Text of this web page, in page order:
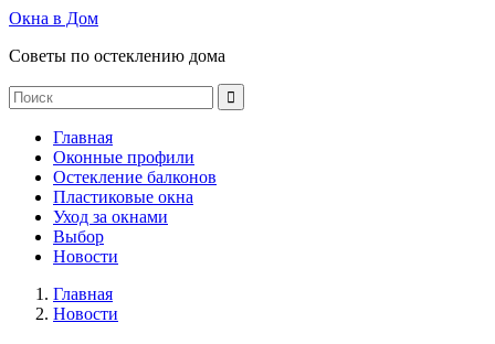
Окна в Дом
Советы по остеклению дома
Главная
Оконные профили
Остекление балконов
Пластиковые окна
Уход за окнами
Выбор
Новости
Главная
Новости